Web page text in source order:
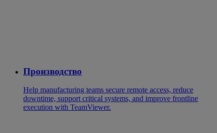
Производство
Help manufacturing teams secure remote access, reduce
downtime, support critical systems, and improve frontline
execution with TeamViewer.